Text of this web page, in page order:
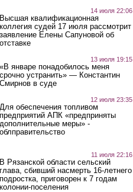
14 июля 22:06
Высшая квалификационная
коллегия судей 17 июля рассмотрит
заявление Елены Сапуновой об
отставке
13 июля 19:15
«В январе понадобилось меня
срочно устранить» — Константин
Смирнов в суде
12 июля 23:35
Для обеспечения топливом
предприятий АПК «предприняты
дополнительные меры» -
облправительство
11 июля 22:16
В Рязанской области сельский
глава, сбивший насмерть 16-летнего
подростка, приговорен к 7 годам
колонии-поселения